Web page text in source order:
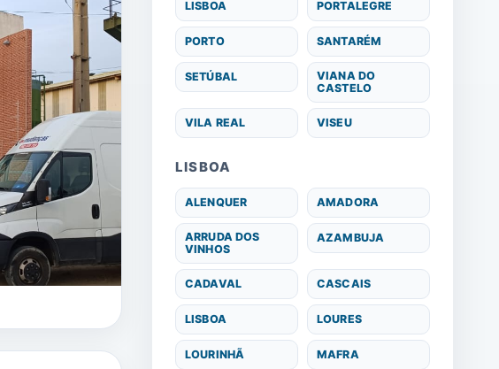
LISBOA PORTALEGRE
PORTO SANTARÉM
SETÚBAL
VIANA DO
CASTELO
VILA REAL VISEU
LISBOA
ALENQUER AMADORA
ARRUDA DOS
VINHOS
AZAMBUJA
CADAVAL CASCAIS
LISBOA LOURES
LOURINHÃ MAFRA